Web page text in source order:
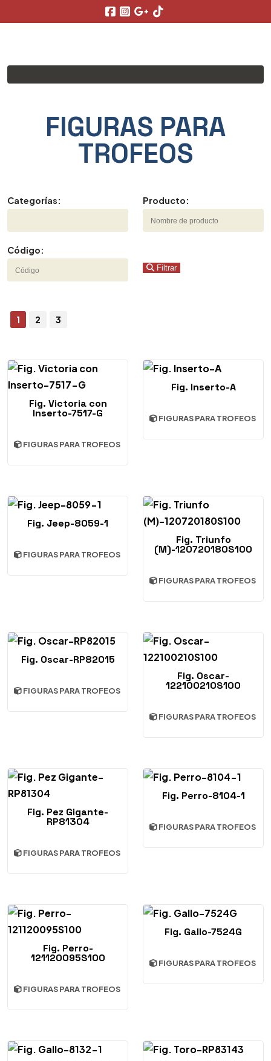
FIGURAS PARA
TROFEOS
Categorías: Producto:
Código:
Filtrar
1 2 3
Fig. Victoria con
Inserto-7517-G
FIGURAS PARA TROFEOS
Fig. Inserto-A
FIGURAS PARA TROFEOS
Fig. Jeep-8059-1
FIGURAS PARA TROFEOS
Fig. Triunfo
(M)-120720180S100
FIGURAS PARA TROFEOS
Fig. Oscar-RP82015
FIGURAS PARA TROFEOS
Fig. Oscar-
122100210S100
FIGURAS PARA TROFEOS
Fig. Pez Gigante-
RP81304
FIGURAS PARA TROFEOS
Fig. Perro-8104-1
FIGURAS PARA TROFEOS
Fig. Perro-
121120095S100
FIGURAS PARA TROFEOS
Fig. Gallo-7524G
FIGURAS PARA TROFEOS